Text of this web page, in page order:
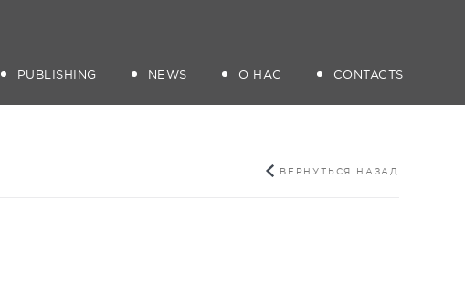
PUBLISHING NEWS О НАС CONTACTS
ВЕРНУТЬСЯ НАЗАД